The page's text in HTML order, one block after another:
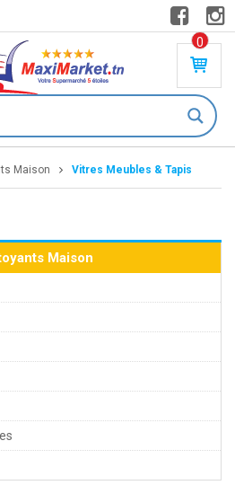
0
PR
DU
IT(
S)
DT
Maison Vitres Meubles & Tapis
Maison